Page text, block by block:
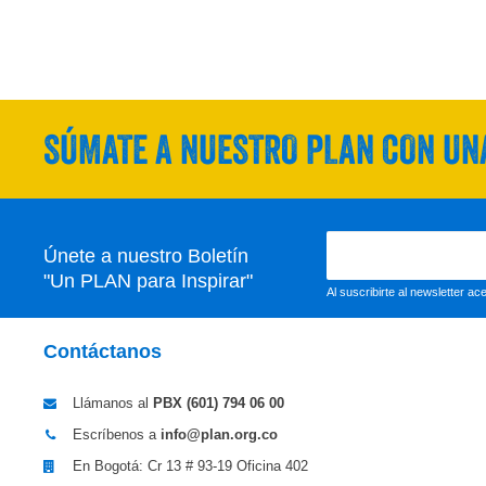
SÚMATE A NUESTRO PLAN CON
Únete a nuestro Boletín
"Un PLAN para Inspirar"
Al suscribirte al newsletter
Contáctanos
Llámanos al PBX (601) 794 06 00
Escríbenos a info@plan.org.co
En Bogotá: Cr 13 # 93-19 Oficina 402